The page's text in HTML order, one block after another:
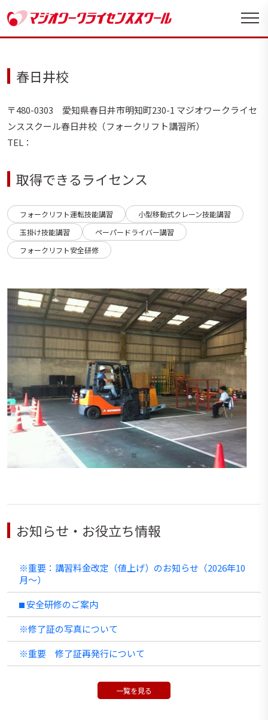
春日井校
〒480-0303 愛知県春日井市明知町230-1 マジオワークライセ
ンススクール春日井校（フォークリフト講習所）
TEL：
取得できるライセンス
フォークリフト運転技能講習
小型移動式クレーン技能講習
玉掛け技能講習
ペーパードライバー講習
フォークリフト安全研修
お知らせ・お役立ち情報
※重要：講習料金改定（値上げ）のお知らせ（2026年10
月〜）
⬛︎ 安全研修のご案内
※修了証の写真について
※重要 修了証再発行について
一覧を見る